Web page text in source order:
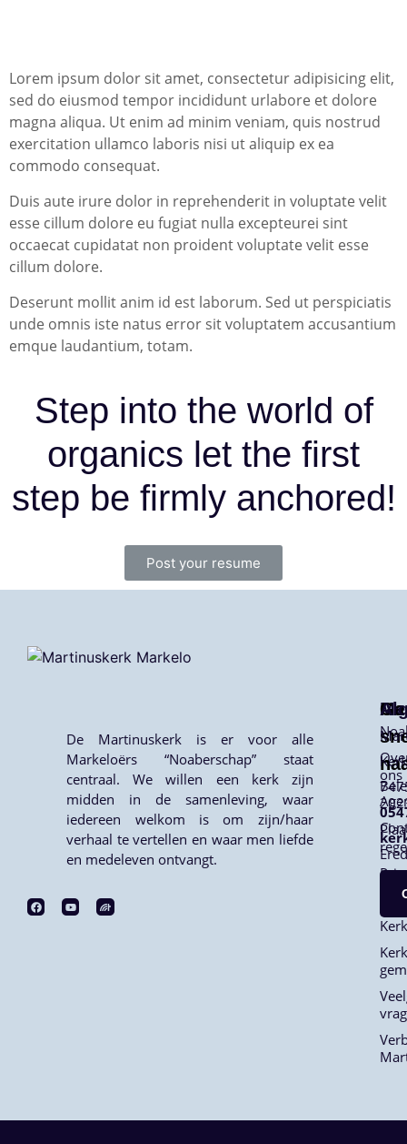
Lorem ipsum dolor sit amet, consectetur adipisicing elit,
sed do eiusmod tempor incididunt urlabore et dolore
magna aliqua. Ut enim ad minim veniam, quis nostrud
exercitation ullamco laboris nisi ut aliquip ex ea
commodo consequat.
Duis aute irure dolor in reprehenderit in voluptate velit
esse cillum dolore eu fugiat nulla excepteurei sint
occaecat cupidatat non proident voluptate velit esse
cillum dolore.
Deserunt mollit anim id est laborum. Sed ut perspiciatis
unde omnis iste natus error sit voluptatem accusantium
emque laudantium, totam.
Step into the world of
organics let the first
step be firmly anchored!
Post your resume
De Martinuskerk is er voor alle
Markeloërs “Noaberschap” staat
centraal. We willen een kerk zijn
midden in de samenleving, waar
iedereen welkom is om zijn/haar
verhaal te vertellen en waar men liefde
en medeleven ontvangt.
ons
Ga